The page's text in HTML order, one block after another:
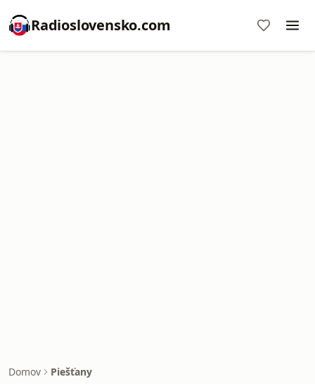
Radioslovensko.com
Domov Piešťany